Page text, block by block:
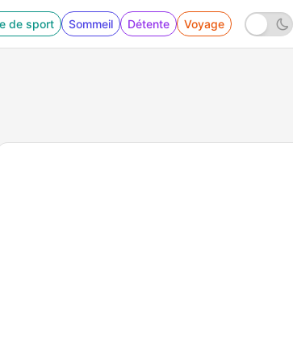
de sport Sommeil Détente Voyage
Frau hinter der Maske